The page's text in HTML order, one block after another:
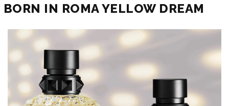
BORN IN ROMA YELLOW DREAM